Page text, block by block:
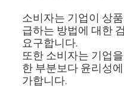
소비자는 기업이 상
급하는 방법에 대한
요구합니다.
또한 소비자는 기업
한 부분보다 윤리성
가합니다.